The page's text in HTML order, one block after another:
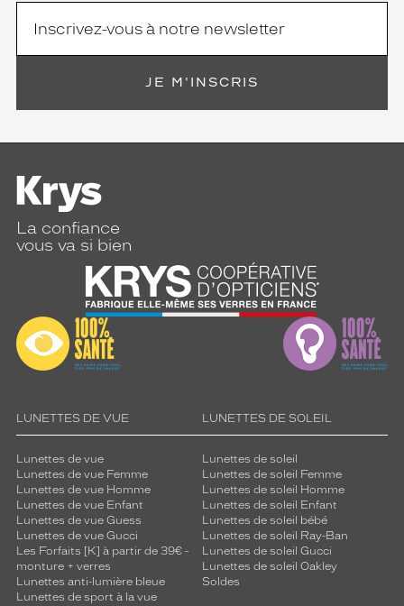
JE M'INSCRIS
La confiance
vous va si bien
LUNETTES DE VUE
Lunettes de vue
Lunettes de vue Femme
Lunettes de vue Homme
Lunettes de vue Enfant
Lunettes de vue Guess
Lunettes de vue Gucci
Les Forfaits [K] à partir de 39€ -
monture + verres
Lunettes anti-lumière bleue
Lunettes de sport à la vue
LUNETTES DE SOLEIL
Lunettes de soleil
Lunettes de soleil Femme
Lunettes de soleil Homme
Lunettes de soleil Enfant
Lunettes de soleil bébé
Lunettes de soleil Ray-Ban
Lunettes de soleil Gucci
Lunettes de soleil Oakley
Soldes